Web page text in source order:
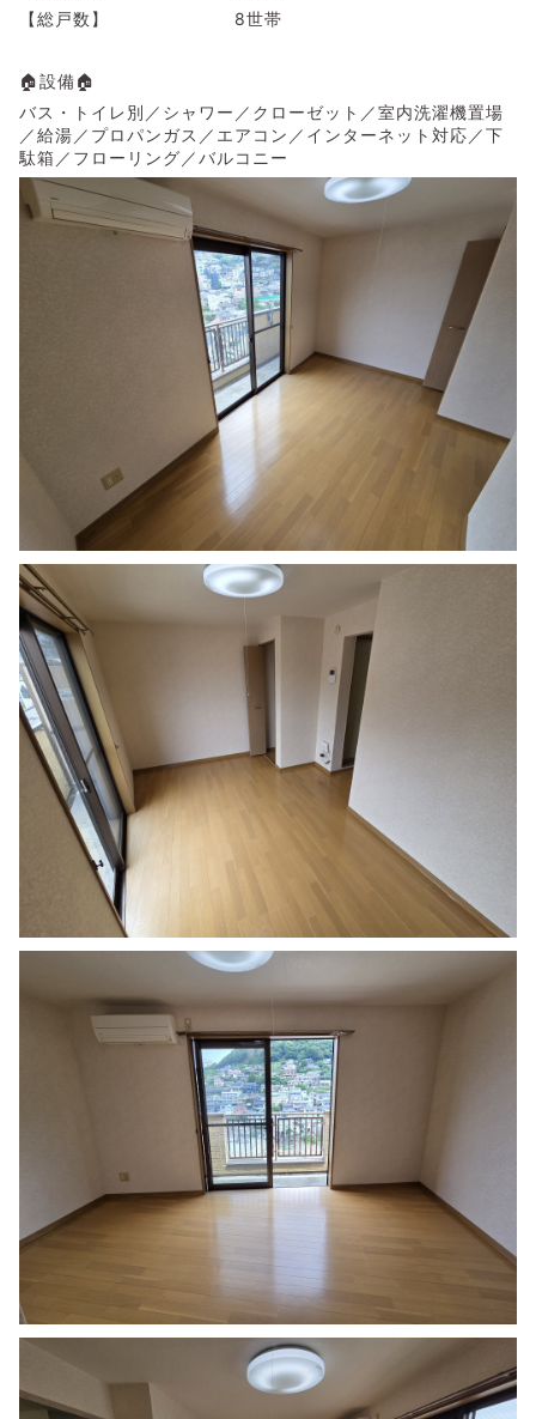
【総戸数】 8世帯
🏠設備🏠
バス・トイレ別／シャワー／クローゼット／室内洗濯機置場
／給湯／プロパンガス／エアコン／インターネット対応／下
駄箱／フローリング／バルコニー